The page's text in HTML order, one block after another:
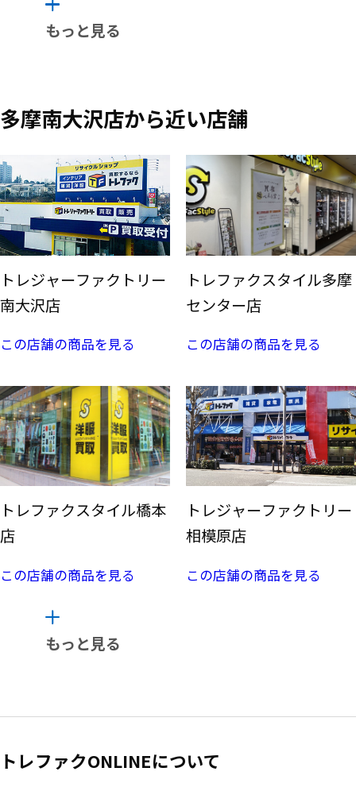
もっと見る
多摩南大沢店から近い店舗
トレジャーファクトリー
南大沢店
この店舗の商品を見る
トレファクスタイル多摩
センター店
この店舗の商品を見る
トレファクスタイル橋本
店
この店舗の商品を見る
トレジャーファクトリー
相模原店
この店舗の商品を見る
もっと見る
トレファクONLINEについて